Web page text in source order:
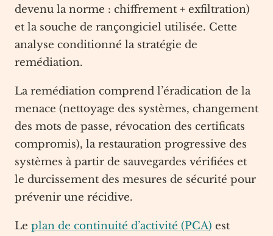
devenu la norme : chiffrement + exfiltration)
et la souche de rançongiciel utilisée. Cette
analyse conditionné la stratégie de
remédiation.
La remédiation comprend l’éradication de la
menace (nettoyage des systèmes, changement
des mots de passe, révocation des certificats
compromis), la restauration progressive des
systèmes à partir de sauvegardes vérifiées et
le durcissement des mesures de sécurité pour
prévenir une récidive.
Le plan de continuité d’activité (PCA) est